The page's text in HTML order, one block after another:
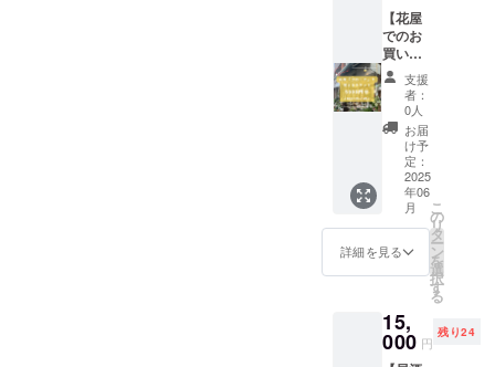
ざいま
す。何
卒予め
ご了承
くださ
いま
せ。
開：
S.M.L
男女兼
用 ・カ
ラー展
開：
白、紺
※サイズ
や色の
ご希望
は、オ
プショ
ン（プ
ルダウ
びくだ
さい。
入手で
きない
ものに
なりま
す。 今
後デイ
キャン
プでサ
ウナの
展開も
考えた
い!! の
で、希
望を込
ンプル
で使い
やすい
【花屋
でのお
買い物
チケッ
ト】 京
都市上
京区に
あるフ
ラワー
ショッ
プ『フ
ロー
ナ』で
お使い
いただ
けるチ
5000円
分
（1000
支援
者：
0人
お届
け予
定：
2025
年06
月
詳細を見る
こ
の
リ
タ
ー
ン
を
選
択
す
る
15,
000 円
残り24